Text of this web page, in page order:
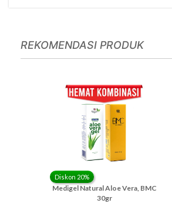
REKOMENDASI PRODUK
Diskon 20%
Medigel Natural Aloe Vera, BMC
30gr